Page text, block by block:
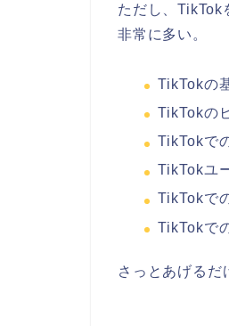
ただし、TikTok
非常に多い。
TikTokの
TikTokの
TikTokで
TikTokユ
TikTokで
TikTokで
さっとあげるだ